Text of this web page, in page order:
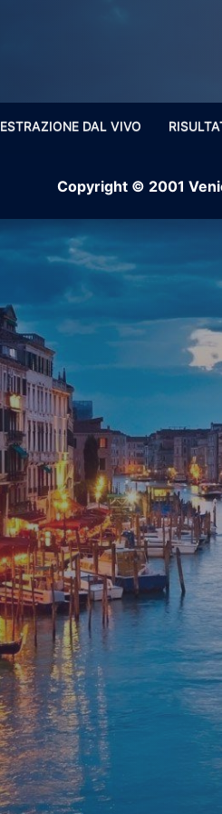
ESTRAZIONE DAL VIVO
Copyright © 2001